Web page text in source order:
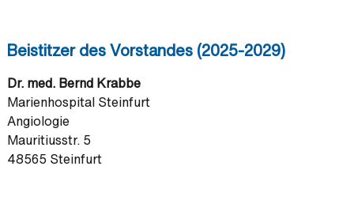
Beistitzer des Vorstandes (2025-2029)
Dr. med. Bernd Krabbe
Marienhospital Steinfurt
Angiologie
Mauritiusstr. 5
48565 Steinfurt